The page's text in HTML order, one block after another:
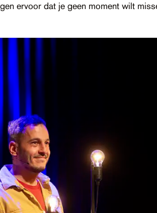
ervoor dat je geen moment wilt